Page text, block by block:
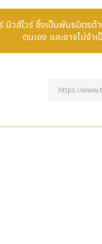
ำเทคโนโลยีมาเสริมสร้าง
นตลาดข้อมูลเครดิตให้เติบโต
นภูมิภาคเอเชียนั้น ทำให้เร
นำของประเทศ ในการประ
ทีฟิลิปปินส์ นำความเชี่ยวชา
วส์ไวร์ ซึ่งเป็นพันธมิตร
ตนเอง และอาจไม่จ